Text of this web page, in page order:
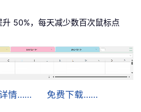
50%，每天减少数百次鼠标点
情…… 免费下载……